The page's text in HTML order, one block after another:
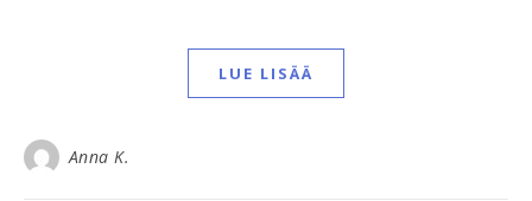
LUE LISÄÄ
Anna K.